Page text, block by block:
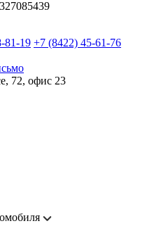
81-19 +7 (8422) 45-61-76
72, офис 23